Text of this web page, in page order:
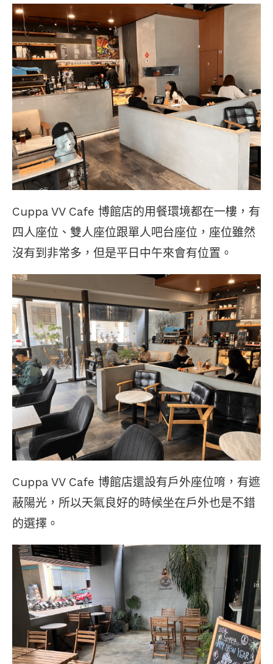
Cuppa VV Cafe 博館店的用餐環境都在一樓，有
四人座位、雙人座位跟單人吧台座位，座位雖然
沒有到非常多，但是平日中午來會有位置。
Cuppa VV Cafe 博館店還設有戶外座位唷，有遮
蔽陽光，所以天氣良好的時候坐在戶外也是不錯
的選擇。